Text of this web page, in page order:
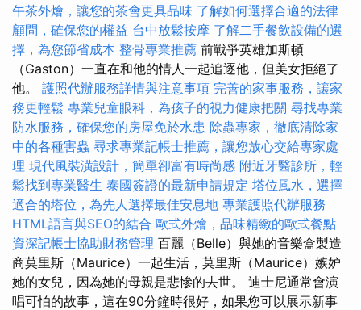
午茶外燴，讓您的茶會更具品味 了解如何選擇合適的法律
顧問，確保您的權益 台中放鬆按摩 了解二手餐飲設備的選
擇，為您節省成本 整骨專業推薦 前戰爭英雄加斯頓
（Gaston）一直在和他的情人一起追逐他，但美女拒絕了
他。 護照代辦服務詳情與注意事項 完善的家事服務，讓家
務更輕鬆 專業兒童眼科，為孩子的視力健康把關 尋找專業
防水服務，確保您的房屋免於水患 除蟲專家，徹底清除家
中的各種害蟲 尋求專業記帳士推薦，讓您放心交給專家處
理 現代風裝潢設計，簡單卻富有時尚感 附近牙醫診所，輕
鬆找到專業醫生 泰國簽證的最新申請規定 塔位風水，選擇
適合的塔位，為先人選擇最佳安息地 專業護照代辦服務
HTML語言與SEO的結合 歐式外燴，品味精緻的歐式餐點
資深記帳士協助財務管理 百麗（Belle）與她的音樂盒製造
商莫里斯（Maurice）一起生活，莫里斯（Maurice）嫉妒
她的女兒，因為她的母親是悲慘的去世。 迪士尼通常會演
唱可怕的故事，這在90分鐘時很好，如果您可以展示新事